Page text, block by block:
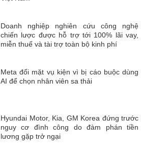
Doanh nghiệp nghiên cứu công nghệ
chiến lược được hỗ trợ tới 100% lãi vay,
miễn thuế và tài trợ toàn bộ kinh phí
Meta đối mặt vụ kiện vì bị cáo buộc dùng
AI để chọn nhân viên sa thải
Hyundai Motor, Kia, GM Korea đứng trước
nguy cơ đình công do đàm phán tiền
lương gặp trở ngại